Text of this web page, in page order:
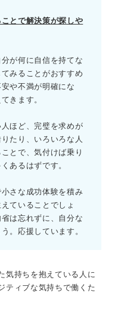
とで解決策が探しや
が何に自信を持てな
みることがおすすめ
や不満が明確にな
きます。
ほど、完璧を求めが
たり、いろいろな人
とで、気付けば乗り
あるはずです。
さな成功体験を積み
ていることでしょ
は忘れずに、自分な
。応援しています。
気持ちを抱えている人に
ティブな気持ちで働くた